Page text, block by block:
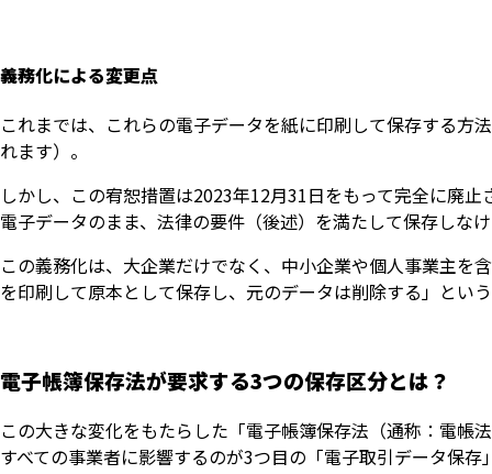
義務化による変更点
これまでは、これらの電子データを紙に印刷して保存する方
れます）。
しかし、この宥恕措置は2023年12月31日をもって完全に廃
電子データのまま、法律の要件（後述）を満たして保存しな
この義務化は、大企業だけでなく、中小企業や個人事業主を
を印刷して原本として保存し、元のデータは削除する」とい
電子帳簿保存法が要求する3つの保存区分とは？
この大きな変化をもたらした「電子帳簿保存法（通称：電帳
すべての事業者に影響するのが3つ目の「電子取引データ保存